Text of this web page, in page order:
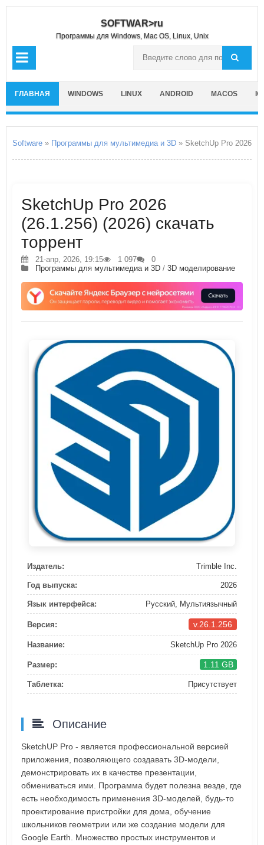
SOFTWAR>ru
Программы для Windows, Mac OS, Linux, Unix
ГЛАВНАЯ WINDOWS LINUX ANDROID MACOS
Software » Программы для мультимедиа и 3D » SketchUp Pro 2026
SketchUp Pro 2026
(26.1.256) (2026) скачать
торрент
21-апр, 2026, 19:15 1 097
0
Программы для мультимедиа и 3D / 3D моделирование
Издатель: Trimble Inc.
Год выпуска: 2026
Язык интерфейса: Русский, Мультиязычный
Версия: v.26.1.256
Название: SketchUp Pro 2026
Размер: 1.11 GB
Таблетка: Присутствует
Описание
SketchUP Pro - является профессиональной версией
приложения, позволяющего создавать 3D-модели,
демонстрировать их в качестве презентации,
обмениваться ими. Программа будет полезна везде, где
есть необходимость применения 3D-моделей, будь-то
проектирование пристройки для дома, обучение
школьников геометрии или же создание модели для
Google Earth. Множество простых инструментов и